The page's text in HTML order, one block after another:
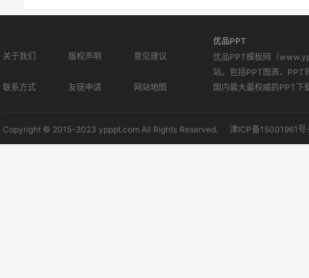
关于我们 版权声明 意见建议
联系方式 友链申请 网站地图
优品PPT
优品PPT模板网（
站。包括PPT图表、PPT
国内最大最权威的PPT下
Copyright © 2015-2023 ypppt.com All Rights Reserved. 津ICP备15001961号